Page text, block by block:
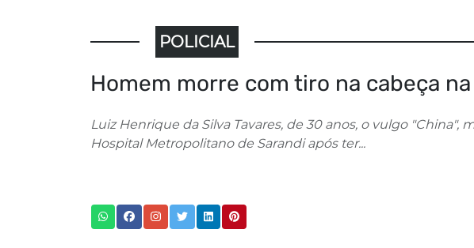
POLICIAL
Homem morre com tiro na cabeça
Luiz Henrique da Silva Tavares, de 30 anos, o vulgo
Hospital Metropolitano de Sarandi após ter...